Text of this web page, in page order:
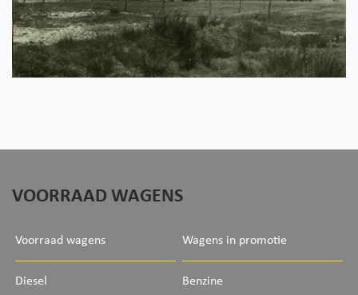
VOORRAAD WAGENS
Voorraad wagens Wagens in promotie
Diesel Benzine